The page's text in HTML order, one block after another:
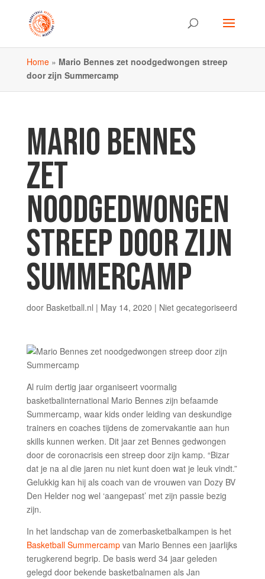
Home» Mario Bennes zet noodgedwongen streep
door zijn Summercamp
MARIO BENNES
ZET
NOODGEDWONGEN
STREEP DOOR ZIJN
SUMMERCAMP
door Basketball.nl | May 14, 2020 | Niet gecategoriseerd
Al ruim dertig jaar organiseert voormalig
basketbalinternational Mario Bennes zijn befaamde
Summercamp, waar kids onder leiding van deskundige
trainers en coaches tijdens de zomervakantie aan hun
skills kunnen werken. Dit jaar zet Bennes gedwongen
door de coronacrisis een streep door zijn kamp. “Bizar
dat je na al die jaren nu niet kunt doen wat je leuk vindt.”
Gelukkig kan hij als coach van de vrouwen van Dozy BV
Den Helder nog wel ‘aangepast’ met zijn passie bezig
zijn.
In het landschap van de zomerbasketbalkampen is het
Basketball Summercampvan Mario Bennes een jaarlijks
terugkerend begrip. De basis werd 34 jaar geleden
gelegd door bekende basketbalnamen als Jan